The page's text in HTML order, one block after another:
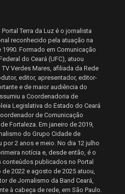
Terra da Luz é o jornalista
reconhecido pela atuação na
Formado em Comunicação
do Ceará (UFC), atuou
Verdes Mares, afiliada da Rede
editor, apresentador, editor-
e de maior audiência do
a Coordenadoria de
Legislativa do Estado do Ceará
de Comunicação
Fortaleza. Em janeiro de 2019,
do Grupo Cidade de
por 2 anos e meio. No dia 12 julho
notícia e, desde então, é o
publicados no Portal
2022 e agosto de 2025 atuou,
de Jornalismo da Band Ceará,
à cabeça de rede, em São Paulo.